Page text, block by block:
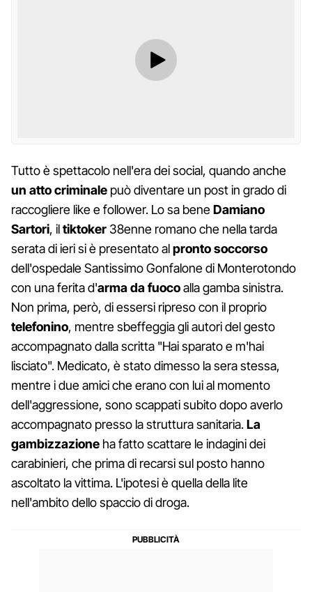
Tutto è spettacolo nell'era dei social, quando anche
un atto criminale può diventare un post in grado di
raccogliere like e follower. Lo sa beneDamiano
Sartori, iltiktoker 38enne romano che nella tarda
serata di ieri si è presentato alpronto soccorso
dell'ospedale Santissimo Gonfalone di Monterotondo
con una ferita d'arma da fuocoalla gamba sinistra.
Non prima, però, di essersi ripreso con il proprio
telefonino, mentre sbeffeggia gli autori del gesto
accompagnato dalla scritta "Hai sparato e m'hai
lisciato". Medicato, è stato dimesso la sera stessa,
mentre i due amici che erano con lui al momento
dell'aggressione, sono scappati subito dopo averlo
accompagnato presso la struttura sanitaria.La
gambizzazione ha fatto scattare le indagini dei
carabinieri, che prima di recarsi sul posto hanno
ascoltato la vittima. L'ipotesi è quella della lite
nell'ambito dello spaccio di droga.